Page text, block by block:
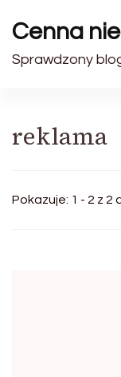
Cenna
Sprawdzony
reklama
Pokazuje: 1 - 2 z 2